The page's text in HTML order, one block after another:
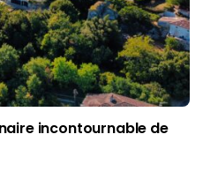
incontournable de